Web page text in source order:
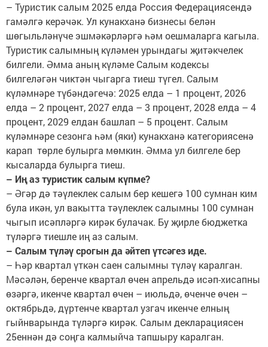
– Туристик салым 2025 елда Россия Федерациясендә
гамәлгә керәчәк. Ул кунакханә бизнесы белән
шөгыльләнүче эшмәкәрләргә һәм оешмаларга кагыла.
Туристик салымның күләмен урындагы җитәкчелек
билгели. Әмма аның күләме Салым кодексы
билгеләгән чиктән чыгарга тиеш түгел. Салым
күләмнәре түбәндәгечә: 2025 елда – 1 процент, 2026
елда – 2 процент, 2027 елда – 3 процент, 2028 елда – 4
процент, 2029 елдан башлап – 5 процент. Салым
күләмнәре сезонга һәм (яки) кунакханә категориясенә
карап төрле булырга мөмкин. Әмма ул билгеле бер
кысаларда булырга тиеш.
– Иң аз туристик салым күпме?
– Әгәр дә тәүлеклек салым бер кешегә 100 сумнан ким
була икән, ул вакытта тәүлеклек салымны 100 сумнан
чыгып исәпләргә кирәк булачак. Бу җирле бюджетка
түләргә тиешле иң аз салым.
– Салым түләү срогын да әйтеп үтсәгез иде.
– Һәр квартал үткән саен салымны түләү каралган.
Мәсәлән, беренче квартал өчен апрельдә исәп-хисапны
өзәргә, икенче квартал өчен – июльдә, өченче өчен –
октябрьдә, дүртенче квартал узгач икенче елның
гыйнварында түләргә кирәк. Салым декларациясен
25еннән дә соңга калмыйча тапшыру каралган.